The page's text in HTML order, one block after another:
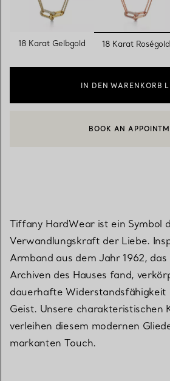
18 Karat Gelbgold 18 Karat Roségold
IN DEN WARENKORB
EINEN KUNDENBERATER
BOOK AN
Tiffany HardWear ist ein Symbol
Verwandlungskraft der Liebe.
Armband aus dem Jahr 1962, das
Archiven des Hauses fand,
dauerhafte Widerstandsfähigkeit
Geist. Unsere charakteristischen
verleihen diesem modernen
markanten Touch.